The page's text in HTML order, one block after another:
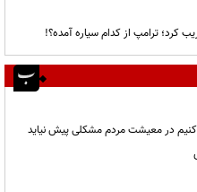
کرد؛ ترامپ از کدام سیاره آمده؟!
کنیم در معیشت مردم مشکلی پیش نیاید